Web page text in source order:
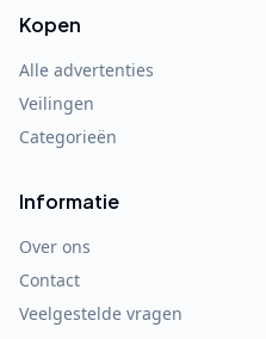
Kopen
Alle advertenties
Veilingen
Categorieën
Informatie
Over ons
Contact
Veelgestelde vragen